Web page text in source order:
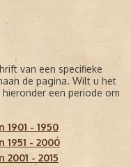
van een specifieke
de pagina. Wilt u het
een periode om
1901 - 1950
1951 - 2000
2001 - 2015